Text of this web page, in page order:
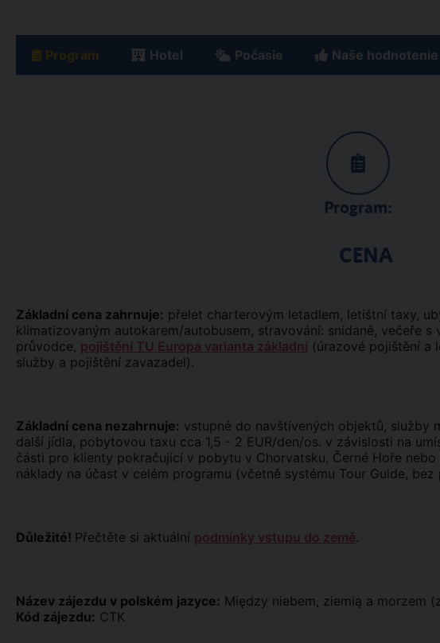
Program Hotel Počasie Naše hodnotenie
Program:
CENA
Základní cena zahrnuje: přelet charterovým letadlem, letištní taxy,
klimatizovaným autokarem/autobusem, stravování: snídaně, večeře
průvodce, pojištění TU Europa varianta základní (úrazové pojištění a
služby a pojištění zavazadel).
Základní cena nezahrnuje: vstupné do navštívených objektů, služby
další jídla, pobytovou taxu cca 1,5 - 2 EUR/den/os. v závislosti na
části pro klienty pokračující v pobytu v Chorvatsku, Černé Hoře
náklady na účast v celém programu (včetně systému Tour Guide,
Důležité! Přečtěte si aktuální podmínky vstupu do země.
Název zájezdu v polském jazyce: Między niebem, ziemią a morzem
Kód zájezdu: CTK